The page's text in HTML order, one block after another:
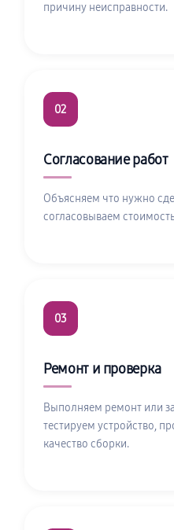
причину неисправности.
02
Согласование работ
Объясняем что нужно
согласовываем
03
Ремонт и проверка
Выполняем ремонт или
тестируем устройство,
качество сборки.